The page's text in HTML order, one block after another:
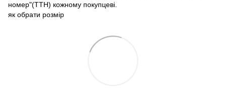
номер"(ТТН) кожному покупцеві.
як обрати розмір